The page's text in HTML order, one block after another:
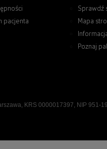
pacjenta
Sprawdź
Mapa
Poznaj
KRS 0000017397, NIP 951-